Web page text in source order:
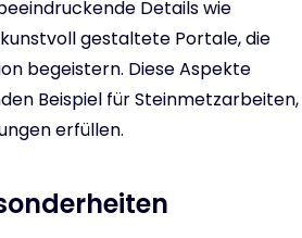
Details wie
gestaltete Portale, die
begeistern. Diese Aspekte
Beispiel für Steinmetzarbeiten,
erfüllen.